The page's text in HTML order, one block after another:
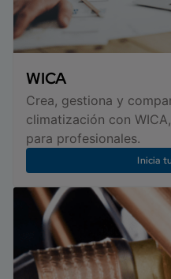
WICA
Crea, gestiona y
climatización con
para profesionales.
Inicia